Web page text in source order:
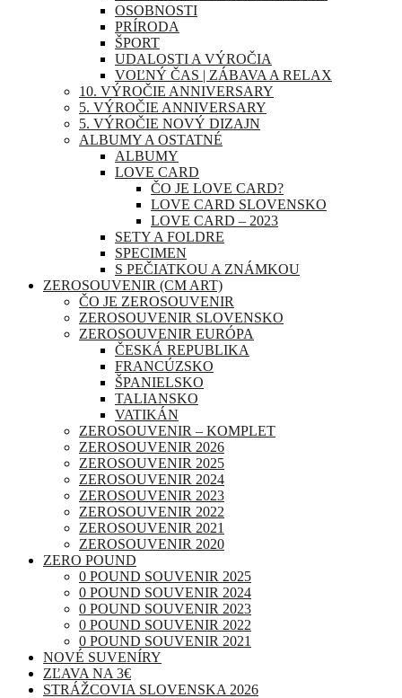
OSOBNOSTI
PRÍRODA
ŠPORT
UDALOSTI A VÝROČIA
VOĽNÝ ČAS | ZÁBAVA A RELAX
10. VÝROČIE ANNIVERSARY
5. VÝROČIE ANNIVERSARY
5. VÝROČIE NOVÝ DIZAJN
ALBUMY A OSTATNÉ
ALBUMY
LOVE CARD
ČO JE LOVE CARD?
LOVE CARD SLOVENSKO
LOVE CARD – 2023
SETY A FOLDRE
SPECIMEN
S PEČIATKOU A ZNÁMKOU
ZEROSOUVENIR (CM ART)
ČO JE ZEROSOUVENIR
ZEROSOUVENIR SLOVENSKO
ZEROSOUVENIR EURÓPA
ČESKÁ REPUBLIKA
FRANCÚZSKO
ŠPANIELSKO
TALIANSKO
VATIKÁN
ZEROSOUVENIR – KOMPLET
ZEROSOUVENIR 2026
ZEROSOUVENIR 2025
ZEROSOUVENIR 2024
ZEROSOUVENIR 2023
ZEROSOUVENIR 2022
ZEROSOUVENIR 2021
ZEROSOUVENIR 2020
ZERO POUND
0 POUND SOUVENIR 2025
0 POUND SOUVENIR 2024
0 POUND SOUVENIR 2023
0 POUND SOUVENIR 2022
0 POUND SOUVENIR 2021
NOVÉ SUVENÍRY
ZĽAVA NA 3€
STRÁŽCOVIA SLOVENSKA 2026